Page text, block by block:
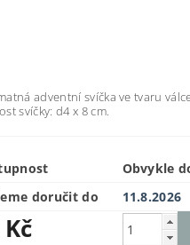
adventní svíčka ve tvaru
svíčky: d4 x 8 cm.
Obvykle
doručit do
11.8.2026